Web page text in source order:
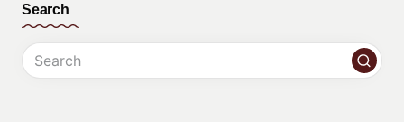
Search